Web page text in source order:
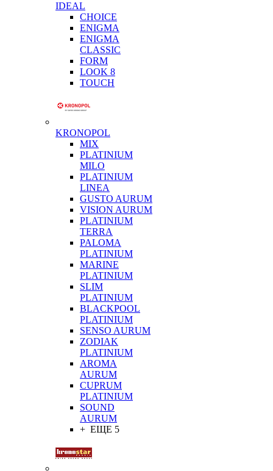
IDEAL
CHOICE
ENIGMA
ENIGMA
CLASSIC
FORM
LOOK 8
TOUCH
KRONOPOL
MIX
PLATINIUM
MILO
PLATINIUM
LINEA
GUSTO AURUM
VISION AURUM
PLATINIUM
TERRA
PALOMA
PLATINIUM
MARINE
PLATINIUM
SLIM
PLATINIUM
BLACKPOOL
PLATINIUM
SENSO AURUM
ZODIAK
PLATINIUM
AROMA
AURUM
CUPRUM
PLATINIUM
SOUND
AURUM
+ ЕЩЕ 5